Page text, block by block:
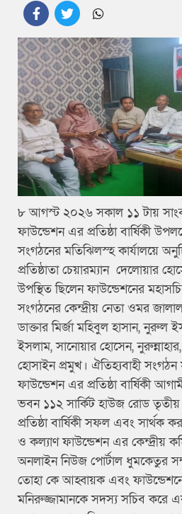
৮ আগস্ট ২০২৬ সকাল ১১ টায়
ফাউন্ডেশন এর প্রতিষ্ঠা বার্ষিকী
সংগঠনের মতিঝিলস্হ কার্যালয়ে
প্রতিষ্ঠাতা চেয়ারম্যান দেলোয়ার
উপস্থিত ছিলেন ফাউন্ডেশনের
সংগঠনের কেন্দ্রীয় নেতা ওমর
ডাক্তার মির্জা মহিবুল হাসান, নুরুল
ইসলাম, সানোয়ার হোসেন,
হোসাইন প্রমুখ। ঐতিহ্যবাহী সংগঠন
ফাউন্ডেশন এর প্রতিষ্ঠা বার্ষিকী
ভবন ১১২ সার্কিট হাউজ রোড
প্রতিষ্ঠা বার্ষিকী সফল এবং সার্থক
ও কল্যাণ ফাউন্ডেশন এর কেন্দ্রীয়
অনলাইন নিউজ পোর্টাল ধুমকেতুর
তোহা কে আহ্বায়ক এবং
মনিরুজ্জামানকে সদস্য সচিব করে